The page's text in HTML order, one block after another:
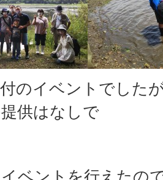
のイベントでした
供はなしで